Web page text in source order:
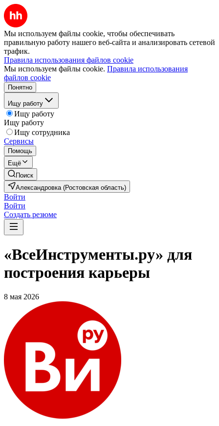
Мы используем файлы cookie, чтобы обеспечивать
правильную работу нашего веб-сайта и анализировать сетевой
трафик.
Правила использования файлов cookie
Мы используем файлы cookie. Правила использования
файлов cookie
Понятно
Ищу работу
Ищу работу
Ищу работу
Ищу сотрудника
Сервисы
Помощь
Ещё
Поиск
Александровка (Ростовская область)
Войти
Войти
Создать резюме
«ВсеИнструменты.ру» для
построения карьеры
8 мая 2026